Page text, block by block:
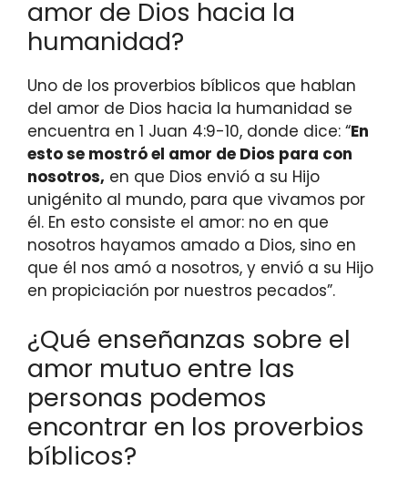
amor de Dios hacia la
humanidad?
Uno de los proverbios bíblicos que hablan
del amor de Dios hacia la humanidad se
encuentra en 1 Juan 4:9-10, donde dice: “En
esto se mostró el amor de Dios para con
nosotros, en que Dios envió a su Hijo
unigénito al mundo, para que vivamos por
él. En esto consiste el amor: no en que
nosotros hayamos amado a Dios, sino en
que él nos amó a nosotros, y envió a su Hijo
en propiciación por nuestros pecados”.
¿Qué enseñanzas sobre el
amor mutuo entre las
personas podemos
encontrar en los proverbios
bíblicos?